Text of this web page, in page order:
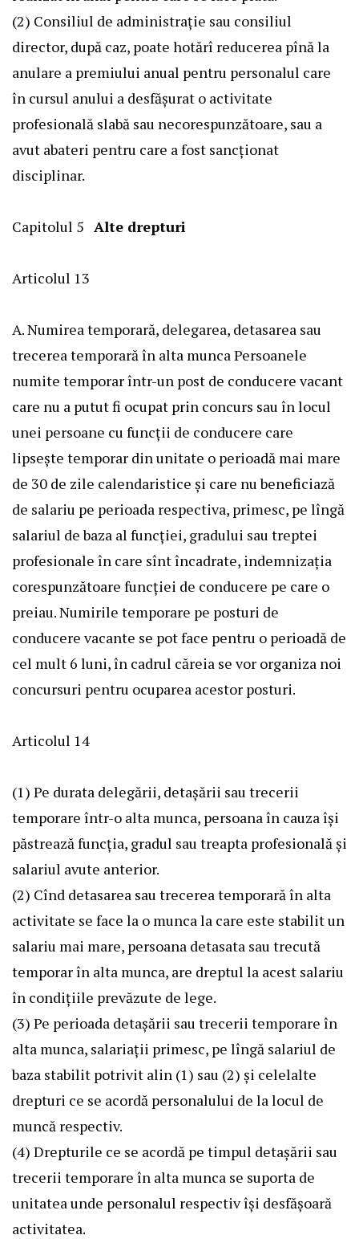
(2) Consiliul de administraţie sau consiliul
director, după caz, poate hotărî reducerea pînă la
anulare a premiului anual pentru personalul care
în cursul anului a desfăşurat o activitate
profesională slabă sau necorespunzătoare, sau a
avut abateri pentru care a fost sancţionat
disciplinar.
Capitolul 5 Alte drepturi
Articolul 13
A. Numirea temporară, delegarea, detasarea sau
trecerea temporară în alta munca Persoanele
numite temporar într-un post de conducere vacant
care nu a putut fi ocupat prin concurs sau în locul
unei persoane cu funcţii de conducere care
lipseşte temporar din unitate o perioadă mai mare
de 30 de zile calendaristice şi care nu beneficiază
de salariu pe perioada respectiva, primesc, pe lîngă
salariul de baza al funcţiei, gradului sau treptei
profesionale în care sînt încadrate, indemnizaţia
corespunzătoare funcţiei de conducere pe care o
preiau. Numirile temporare pe posturi de
conducere vacante se pot face pentru o perioadă de
cel mult 6 luni, în cadrul căreia se vor organiza noi
concursuri pentru ocuparea acestor posturi.
Articolul 14
(1) Pe durata delegării, detaşării sau trecerii
temporare într-o alta munca, persoana în cauza îşi
păstrează funcţia, gradul sau treapta profesională şi
salariul avute anterior.
(2) Cînd detasarea sau trecerea temporară în alta
activitate se face la o munca la care este stabilit un
salariu mai mare, persoana detasata sau trecută
temporar în alta munca, are dreptul la acest salariu
în condiţiile prevăzute de lege.
(3) Pe perioada detaşării sau trecerii temporare în
alta munca, salariaţii primesc, pe lîngă salariul de
baza stabilit potrivit alin (1) sau (2) şi celelalte
drepturi ce se acordă personalului de la locul de
muncă respectiv.
(4) Drepturile ce se acordă pe timpul detaşării sau
trecerii temporare în alta munca se suporta de
unitatea unde personalul respectiv îşi desfăşoară
activitatea.